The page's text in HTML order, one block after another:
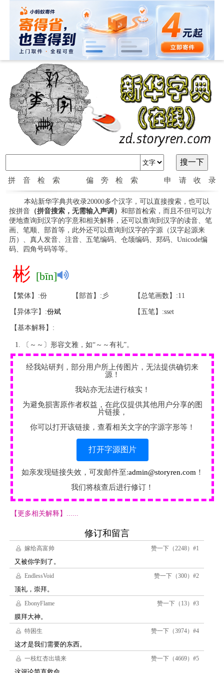
拼音检索 偏旁检索 申请收录
本站新华字典共收录20000多个汉字，可以直接搜索，也可以
按拼音（拼音搜索，无需输入声调） 和部首检索，而且不但可以方
便地查询到汉字的字意和相关解释，还可以查询到汉字的读音、笔
画、笔顺、部首等，此外还可以查询到汉字的字源（汉字起源来
历）、真人发音、注音、五笔编码、仓颉编码、郑码、Unicode编
码、四角号码等等。
彬 [bīn]
【繁体】:份 【部首】:彡 【总笔画数】:11
【异体字】:份斌 【五笔】:sset
【基本解释】:
〔～～〕形容文雅，如“～～有礼”。
经我站研判，部分用户所上传图片，无法提供确切来
源！
我站亦无法进行核实！
为避免损害原作者权益，在此仅提供其他用户分享的图
片链接，
你可以打开该链接，查看相关文字的字源字形等！
打开字源图片
如亲发现链接失效，可发邮件至:admin@storyren.com ！
我们将核查后进行修订！
【更多相关解释】......